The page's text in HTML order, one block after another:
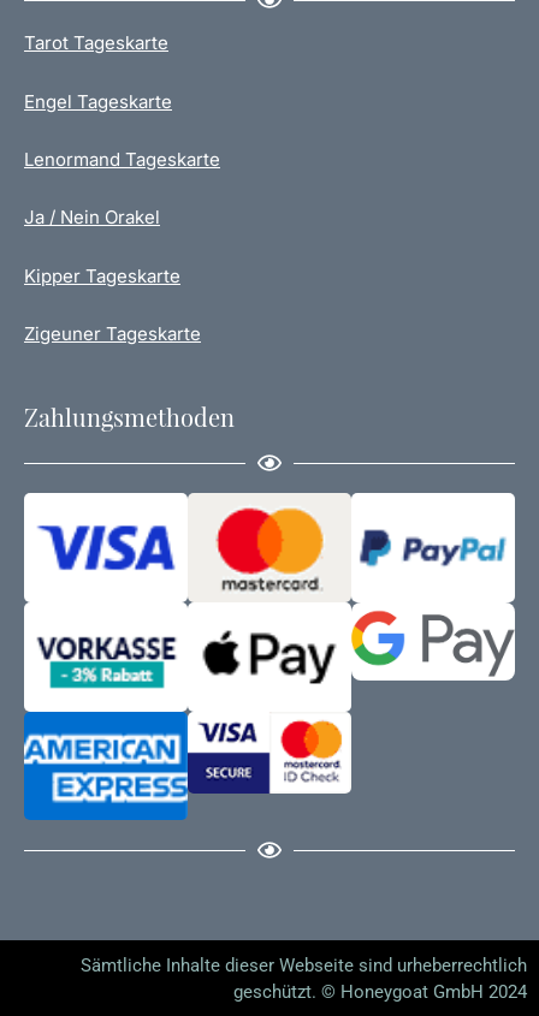
Tarot Tageskarte
Engel Tageskarte
Lenormand Tageskarte
Ja / Nein Orakel
Kipper Tageskarte
Zigeuner Tageskarte
Zahlungsmethoden
Sämtliche Inhalte dieser Webseite sind urheberrechtlich
geschützt. © Honeygoat GmbH 2024